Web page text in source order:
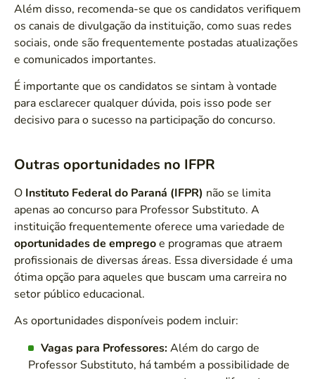
Além disso, recomenda-se que os candidatos verifiquem
os canais de divulgação da instituição, como suas redes
sociais, onde são frequentemente postadas atualizações
e comunicados importantes.
É importante que os candidatos se sintam à vontade
para esclarecer qualquer dúvida, pois isso pode ser
decisivo para o sucesso na participação do concurso.
Outras oportunidades no IFPR
O Instituto Federal do Paraná (IFPR) não se limita
apenas ao concurso para Professor Substituto. A
instituição frequentemente oferece uma variedade de
oportunidades de empregoe programas que atraem
profissionais de diversas áreas. Essa diversidade é uma
ótima opção para aqueles que buscam uma carreira no
setor público educacional.
As oportunidades disponíveis podem incluir:
Vagas para Professores:Além do cargo de
Professor Substituto, há também a possibilidade de